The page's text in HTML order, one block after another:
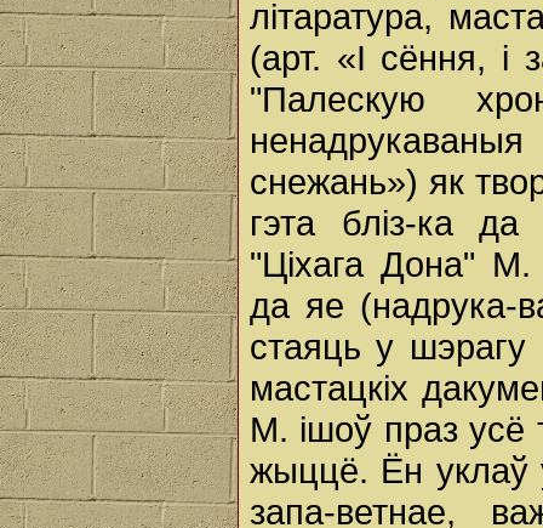
літаратура,
(арт. «I сёння, і
"Палескую
снежань») як
гэта бліз-ка
"Ціхага Дона"
да яе (надрука-
стаяць у шэрагу
мастацкіх
М. ішоў праз усё
жыццё. Ён уклаў
запа-ветнае,